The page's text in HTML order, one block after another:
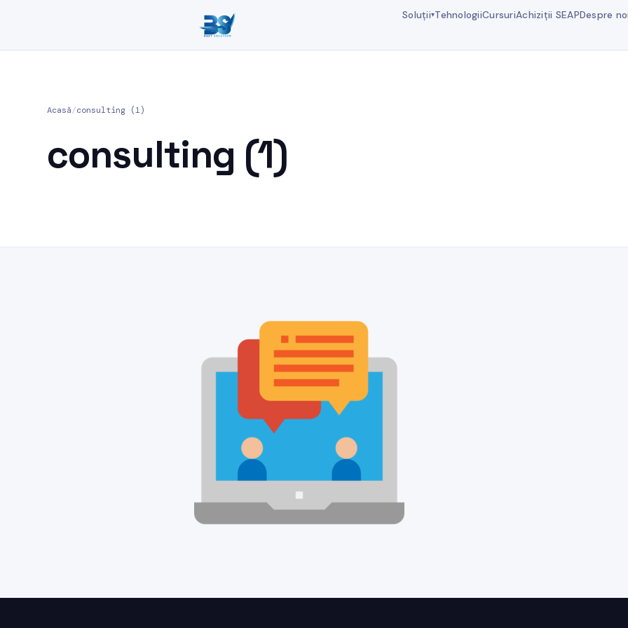
Soluții▾TehnologiiCursuriAchiziții SEAPDespre noi
Acasă/consulting (1)
consulting (1)